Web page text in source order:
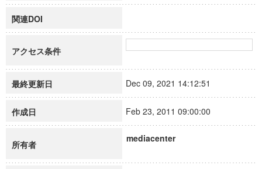
関連DOI
アクセス条件
最終更新日 Dec 09, 2021 14:12:51
作成日 Feb 23, 2011 09:00:00
所有者
mediacenter